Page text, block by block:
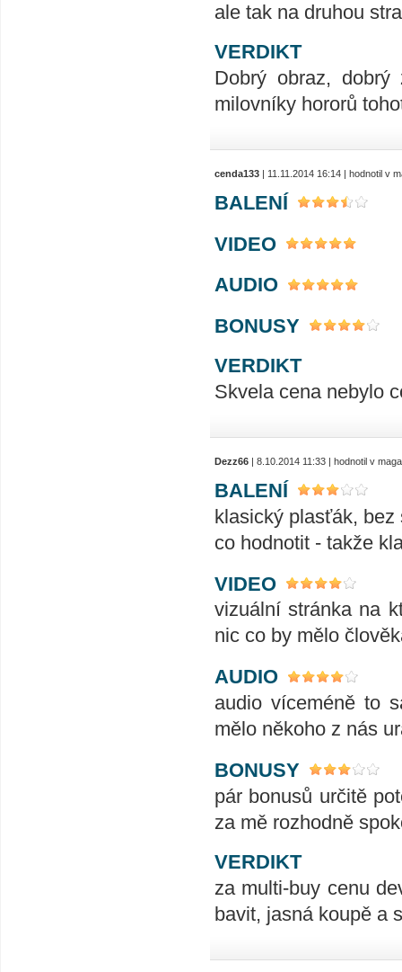
ale tak na druhou
VERDIKT
Dobrý obraz,
milovníky hororů
cenda133 | 11.11.2014 16:14 | hodnotil v
BALENÍ
VIDEO
AUDIO
BONUSY
VERDIKT
Skvela cena nebylo
Dezz66 | 8.10.2014 11:33 | hodnotil v
BALENÍ
klasický plasťák, bez
co hodnotit - takže
VIDEO
vizuální stránka na
nic co by mělo
AUDIO
audio víceméně to
mělo někoho z nás
BONUSY
pár bonusů určitě
za mě rozhodně
VERDIKT
za multi-buy cenu
bavit, jasná koupě a